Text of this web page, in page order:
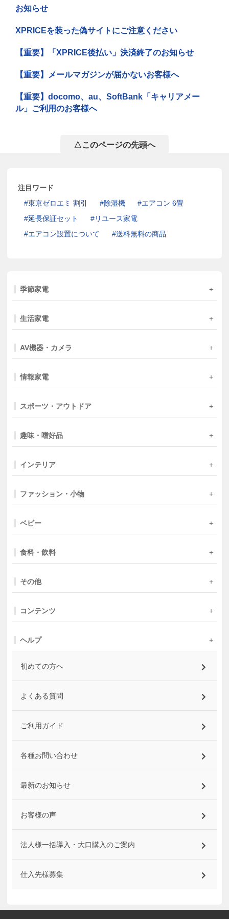
お知らせ
XPRICEを装った偽サイトにご注意ください
【重要】「XPRICE後払い」決済終了のお知らせ
【重要】メールマガジンが届かないお客様へ
【重要】docomo、au、SoftBank「キャリアメー
ル」ご利用のお客様へ
△このページの先頭へ
注目ワード
東京ゼロエミ 割引
除湿機
エアコン 6畳
延長保証セット
リユース家電
エアコン設置について
送料無料の商品
季節家電
生活家電
AV機器・カメラ
情報家電
スポーツ・アウトドア
趣味・嗜好品
インテリア
ファッション・小物
ベビー
食料・飲料
その他
コンテンツ
ヘルプ
初めての方へ
よくある質問
ご利用ガイド
各種お問い合わせ
最新のお知らせ
お客様の声
法人様一括導入・大口購入のご案内
仕入先様募集